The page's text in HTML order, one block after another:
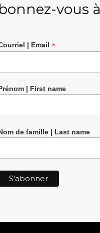
vous à
| Email *
| First name
de famille | Last name